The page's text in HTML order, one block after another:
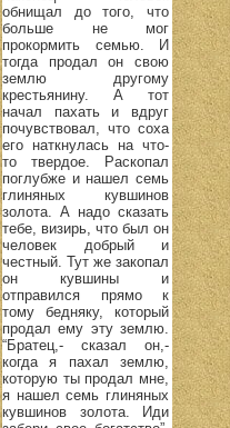
обнищал до того, что
больше не мог
прокормить семью. И
тогда продал он свою
землю другому
крестьянину. А тот
начал пахать и вдруг
почувствовал, что соха
его наткнулась на что-
то твердое. Раскопал
поглубже и нашел семь
глиняных кувшинов
золота. А надо сказать
тебе, визирь, что был он
человек добрый и
честный. Тут же закопал
он кувшины и
отправился прямо к
тому бедняку, который
продал ему эту землю.
“Братец,- сказал он,-
когда я пахал землю,
которую ты продал мне,
я нашел семь глиняных
кувшинов золота. Иди